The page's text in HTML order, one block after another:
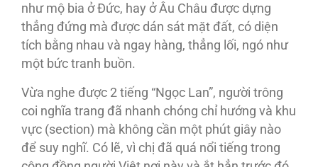
như mộ bia ở Đức, hay ở Âu Châu được dựng
thẳng đứng mà được dán sát mặt đất, có diện
tích bằng nhau và ngay hàng, thẳng lối, ngó như
một bức tranh buồn.
Vừa nghe được 2 tiếng “Ngọc Lan”, người trông
coi nghĩa trang đã nhanh chóng chỉ hướng và khu
vực (section) mà không cần một phút giây nào
để suy nghĩ. Có lẽ, vì chị đã quá nổi tiếng trong